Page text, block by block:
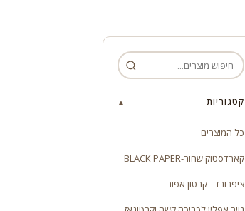
קטגוריות ▲
כל המוצרים
קארדסטוק שחור-BLACK PAPER
ציפבורד - קרטון אפור